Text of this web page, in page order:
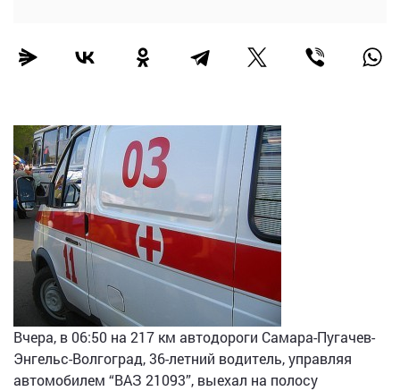
Вчера, в 06:50 на 217 км автодороги Самара-Пугачев-
Энгельс-Волгоград, 36-летний водитель, управляя
автомобилем “ВАЗ 21093”, выехал на полосу